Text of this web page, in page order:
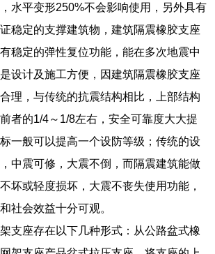
水平变形250%不会影响使用，另外具有
稳定的支撑建筑物，建筑隔震橡胶支座
稳定的弹性复位功能，能在多次地震中
设计及施工方便，因建筑隔震橡胶支座
理，与传统的抗震结构相比，上部结构
者的1/4～1/8左右，安全可靠度大大提
一般可以提高一个设防等级；传统的设
中震可修，大震不倒，而隔震建筑能做
坏或轻度损坏，大震不丧失使用功能，
社会效益十分可观。
支座存在以下几种形式：从公路盆式橡